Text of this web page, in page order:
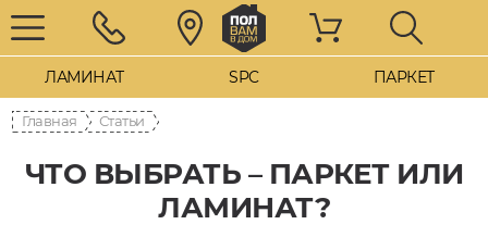
ЛАМИНАТ SPC ПАРКЕТ
Главная Статьи
ЧТО ВЫБРАТЬ – ПАРКЕТ ИЛИ
ЛАМИНАТ?